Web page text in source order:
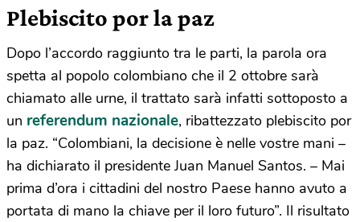
Plebiscito por la paz
Dopo l’accordo raggiunto tra le parti, la parola ora
spetta al popolo colombiano che il 2 ottobre sarà
chiamato alle urne, il trattato sarà infatti sottoposto a
un referendum nazionale, ribattezzato plebiscito por
la paz. “Colombiani, la decisione è nelle vostre mani –
ha dichiarato il presidente Juan Manuel Santos. – Mai
prima d’ora i cittadini del nostro Paese hanno avuto a
portata di mano la chiave per il loro futuro”. Il risultato